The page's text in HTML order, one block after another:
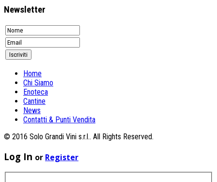
Newsletter
Home
Chi Siamo
Enoteca
Cantine
News
Contatti & Punti Vendita
© 2016 Solo Grandi Vini s.r.l.. All Rights Reserved.
Log In or Register